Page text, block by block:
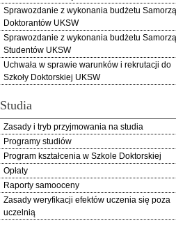
Sprawozdanie z wykonania budżetu
Doktorantów UKSW
Sprawozdanie z wykonania budżetu
Studentów UKSW
Uchwała w sprawie warunków i rekrutacji do
Szkoły Doktorskiej UKSW
Studia
Zasady i tryb przyjmowania na studia
Programy studiów
Program kształcenia w Szkole Doktorskiej
Opłaty
Raporty samooceny
Zasady weryfikacji efektów uczenia się poza
uczelnią